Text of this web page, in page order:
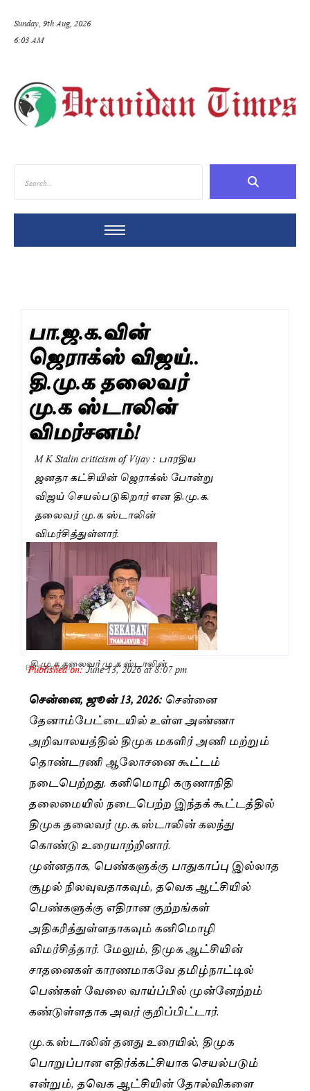
Sunday, 9th Aug, 2026
6:03 AM
பா.ஜ.க.வின்
ஜெராக்ஸ் விஜய்..
தி.மு.க தலைவர்
மு.க ஸ்டாலின்
விமர்சனம்!
M K Stalin criticism of Vijay : பாரதிய
ஜனதா கட்சியின் ஜெராக்ஸ் போன்று
விஜய் செயல்படுகிறார் என தி.மு.க.
தலைவர் மு.க ஸ்டாலின்
விமர்சித்துள்ளார்.
தி.மு.க தலைவர் மு.க ஸ்டாலின்
BySaranya JK
Published on:June 13, 2026 at 8:07 pm
சென்னை, ஜூன் 13, 2026: சென்னை
தேனாம்பேட்டையில் உள்ள அண்ணா
அறிவாலயத்தில் திமுக மகளிர் அணி மற்றும்
தொண்டரணி ஆலோசனை கூட்டம்
நடைபெற்றது. கனிமொழி கருணாநிதி
தலைமையில் நடைபெற்ற இந்தக் கூட்டத்தில்
திமுக தலைவர் மு.க.ஸ்டாலின் கலந்து
கொண்டு உரையாற்றினார்.
முன்னதாக, பெண்களுக்கு பாதுகாப்பு இல்லாத
சூழல் நிலவுவதாகவும், தவெக ஆட்சியில்
பெண்களுக்கு எதிரான குற்றங்கள்
அதிகரித்துள்ளதாகவும் கனிமொழி
விமர்சித்தார். மேலும், திமுக ஆட்சியின்
சாதனைகள் காரணமாகவே தமிழ்நாட்டில்
பெண்கள் வேலை வாய்ப்பில் முன்னேற்றம்
கண்டுள்ளதாக அவர் குறிப்பிட்டார்.
மு.க.ஸ்டாலின் தனது உரையில், திமுக
பொறுப்பான எதிர்க்கட்சியாக செயல்படும்
என்றும், தவெக ஆட்சியின் தோல்விகளை